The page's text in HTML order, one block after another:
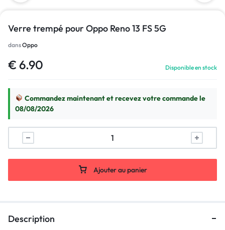
Verre trempé pour Oppo Reno 13 FS 5G
dansOppo
€ 6.90 Disponible en stock
Commandez maintenant et recevez votre commande le
08/08/2026
Ajouter au panier
Description